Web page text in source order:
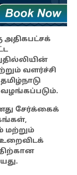
அதிகபட்சக்
வளர்ச்சி
சேர்க்கைக்
மற்றும்